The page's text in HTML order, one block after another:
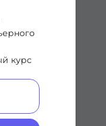
курс
Default